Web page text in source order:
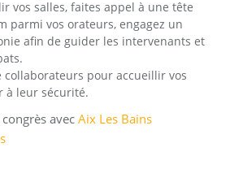
vos salles, faites appel à une tête
parmi vos orateurs, engagez un
afin de guider les intervenants et
collaborateurs pour accueillir vos
à leur sécurité.
avec Aix Les Bains